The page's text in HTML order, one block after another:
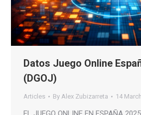
Datos Juego Online
(DGOJ)
Articles By Alex Zubizarreta 14